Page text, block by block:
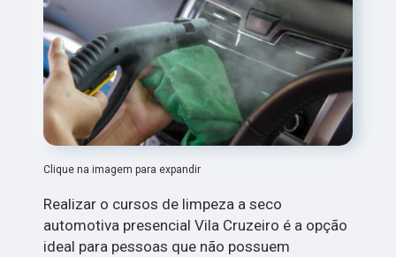
Clique na imagem para expandir
Realizar o cursos de limpeza a seco
automotiva presencial Vila Cruzeiro é a opção
ideal para pessoas que não possuem